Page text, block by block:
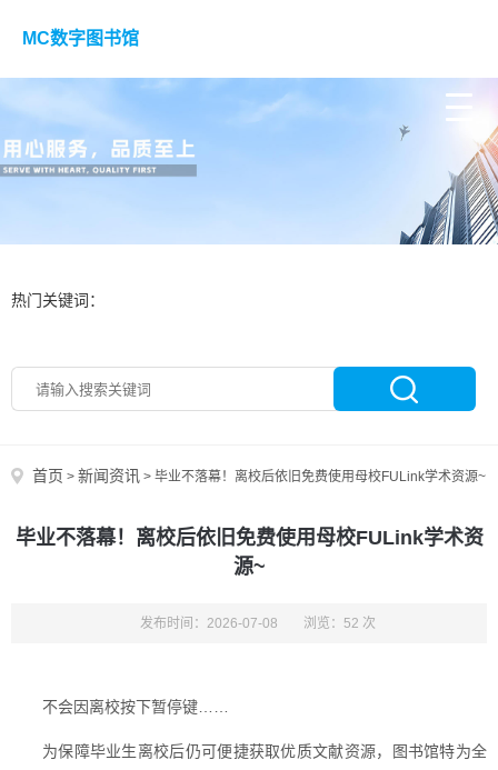
MC数字图书馆
热门关键词：
首页 > 新闻资讯 > 毕业不落幕！离校后依旧免费使用母校FULink学术资源~
毕业不落幕！离校后依旧免费使用母校FULink学术资
源~
发布时间：2026-07-08 浏览：52 次
不会因离校按下暂停键……
为保障毕业生离校后仍可便捷获取优质文献资源，图书馆特为全